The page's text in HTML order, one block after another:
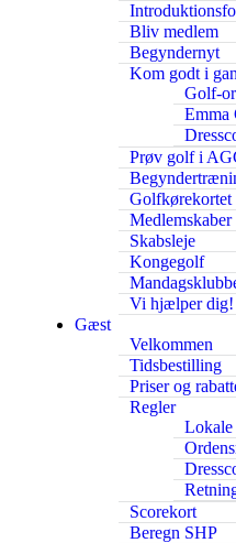
Bliv medlem
Begyndernyt
Kom godt i
Golf-
Emma
Prøv golf i
Golfkørekortet
Medlemskaber
Skabsleje
Kongegolf
Vi hjælper dig!
Gæst
Velkommen
Tidsbestilling
Priser og
Regler
Lokale
Scorekort
Beregn SHP